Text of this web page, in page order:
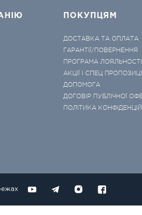
ПОКУПЦЯМ
ДОСТАВКА ТА ОПЛАТА
ГАРАНТІЇ/ПОВЕРНЕННЯ
ПРОГРАМА ЛОЯЛЬНОСТІ
АКЦІЇ І СПЕЦ
ДОПОМОГА
ДОГОВІР ПУБЛІЧНОЇ
ПОЛІТИКА